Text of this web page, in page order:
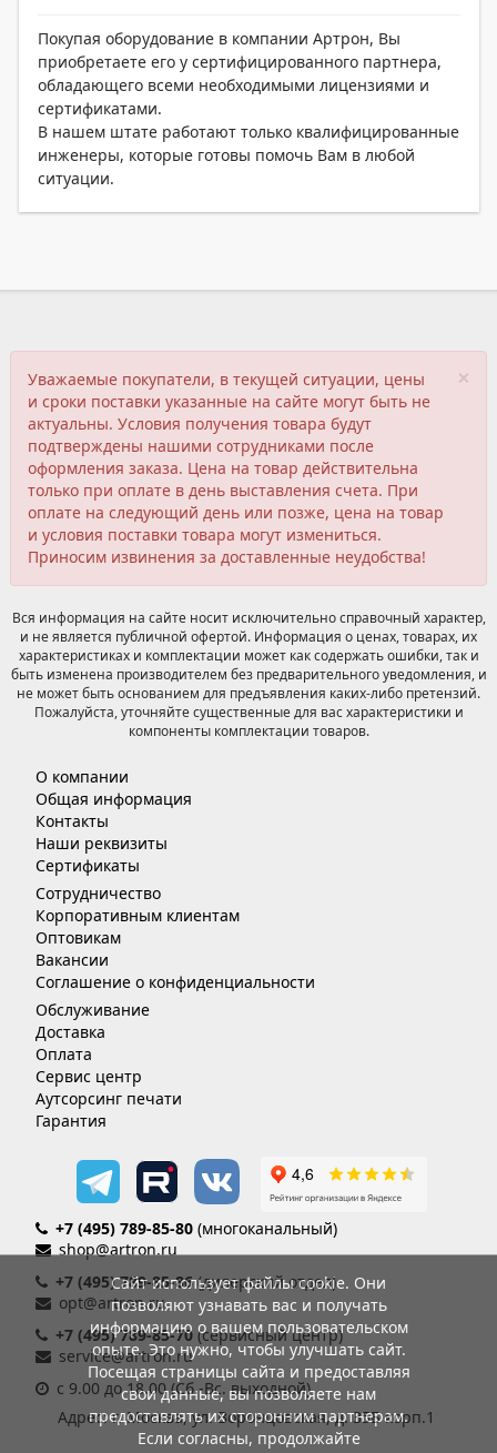
Покупая оборудование в компании Артрон, Вы
приобретаете его у сертифицированного партнера,
обладающего всеми необходимыми лицензиями и
сертификатами.
В нашем штате работают только квалифицированные
инженеры, которые готовы помочь Вам в любой
ситуации.
×
Уважаемые покупатели, в текущей ситуации, цены
и сроки поставки указанные на сайте могут быть не
актуальны. Условия получения товара будут
подтверждены нашими сотрудниками после
оформления заказа. Цена на товар действительна
только при оплате в день выставления счета. При
оплате на следующий день или позже, цена на товар
и условия поставки товара могут измениться.
Приносим извинения за доставленные неудобства!
Вся информация на сайте носит исключительно справочный характер,
и не является публичной офертой. Информация о ценах, товарах, их
характеристиках и комплектации может как содержать ошибки, так и
быть изменена производителем без предварительного уведомления, и
не может быть основанием для предъявления каких-либо претензий.
Пожалуйста, уточняйте существенные для вас характеристики и
компоненты комплектации товаров.
О компании
Общая информация
Контакты
Наши реквизиты
Сертификаты
Сотрудничество
Корпоративным клиентам
Оптовикам
Вакансии
Соглашение о конфиденциальности
Обслуживание
Доставка
Оплата
Сервис центр
Аутсорсинг печати
Гарантия
+7 (495) 789-85-80 (многоканальный)
shop@artron.ru
+7 (495) 789-85-86(дилерский отдел)
opt@artron.ru
+7 (495) 789-85-70 (сервисный центр)
service@artron.ru
с 9.00 до 18.00 (Сб.-Вс. выходной)
Адрес: г. Москва, ул. Воронцовская, д. 35Б корп.1
Сайт использует файлы cookie. Они
позволяют узнавать вас и получать
информацию о вашем пользовательском
опыте. Это нужно, чтобы улучшать сайт.
Посещая страницы сайта и предоставляя
свои данные, вы позволяете нам
предоставлять их сторонним партнерам.
Если согласны, продолжайте